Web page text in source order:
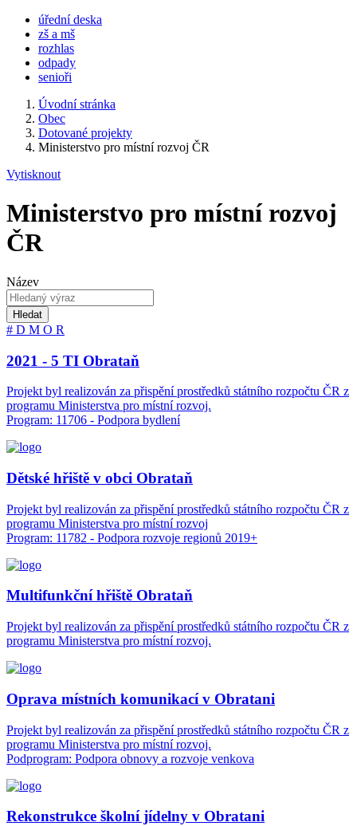
úřední deska
zš a mš
rozhlas
odpady
senioři
Úvodní stránka
Obec
Dotované projekty
Ministerstvo pro místní rozvoj ČR
Vytisknout
Ministerstvo pro místní rozvoj
ČR
Název
Hledat
# D M O R
2021 - 5 TI Obrataň
Projekt byl realizován za přispění prostředků státního rozpočtu ČR z
programu Ministerstva pro místní rozvoj.
Program: 11706 - Podpora bydlení
Dětské hřiště v obci Obrataň
Projekt byl realizován za přispění prostředků státního rozpočtu ČR z
programu Ministerstva pro místní rozvoj
Program: 11782 - Podpora rozvoje regionů 2019+
Multifunkční hřiště Obrataň
Projekt byl realizován za přispění prostředků státního rozpočtu ČR z
programu Ministerstva pro místní rozvoj.
Oprava místních komunikací v Obratani
Projekt byl realizován za přispění prostředků státního rozpočtu ČR z
programu Ministerstva pro místní rozvoj.
Podprogram: Podpora obnovy a rozvoje venkova
Rekonstrukce školní jídelny v Obratani